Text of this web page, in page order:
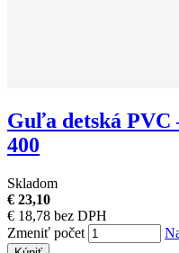
Guľa detská PVC
400
Skladom
€ 23,10
€ 18,78 bez DPH
Zmeniť počet